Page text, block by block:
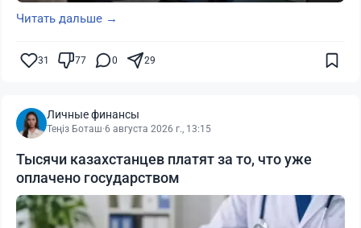
Читать дальше →
31 77 0 29
Личные финансы
Теңіз Боташ·6 августа 2026 г., 13:15
Тысячи казахстанцев платят за то, что уже
оплачено государством